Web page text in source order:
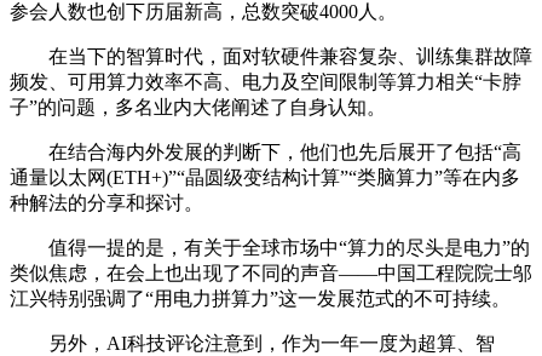
参会人数也创下历届新高，总数突破4000人。
在当下的智算时代，面对软硬件兼容复杂、训练集群故障
频发、可用算力效率不高、电力及空间限制等算力相关“卡脖
子”的问题，多名业内大佬阐述了自身认知。
在结合海内外发展的判断下，他们也先后展开了包括“高
通量以太网(ETH+)”“晶圆级变结构计算”“类脑算力”等在内多
种解法的分享和探讨。
值得一提的是，有关于全球市场中“算力的尽头是电力”的
类似焦虑，在会上也出现了不同的声音——中国工程院院士邬
江兴特别强调了“用电力拼算力”这一发展范式的不可持续。
另外，AI科技评论注意到，作为一年一度为超算、智